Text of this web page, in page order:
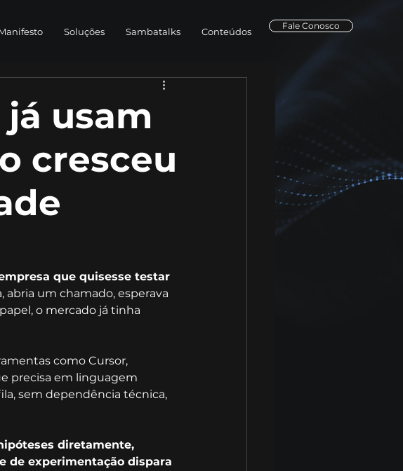
Soluções Sambatalks Conteúdos
Fale Conosco
usam
cresceu
que quisesse testar
abria um chamado, esperava
o mercado já tinha
como Cursor,
precisa em linguagem
sem dependência técnica,
diretamente,
de experimentação dispara